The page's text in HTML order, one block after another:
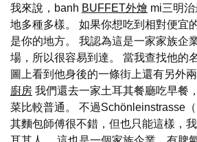
我來說，banh BUFFET外燴 mi三明
地多種多樣。 如果你想吃到相對便宜
是你的地方。 我認為這是一家家族企
場，所以很容易到達。 當我查找他的
圖上看到他身後的一條街上還有另外
廚房 我們還去一家土耳其餐廳吃早餐
菜比較普通。 不過Schönleinstrasse
其麵包師傅很不錯，但也只能這樣，